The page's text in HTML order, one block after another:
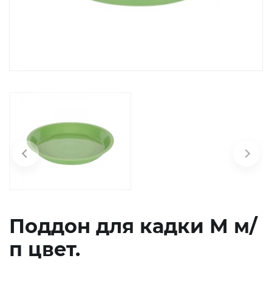
Поддон для кадки М м/
п цвет.